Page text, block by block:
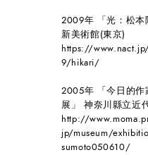
2009年 「光：松
新美術館(東京)
https://
9/hikari/
2005年 「今日的作
展」 神奈川縣立近
http://
jp/museum/
sumoto050610/